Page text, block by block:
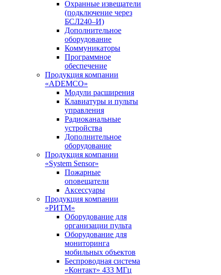
Охранные извещатели
(подключение через
БСЛ240–И)
Дополнительное
оборудование
Коммуникаторы
Программное
обеспечение
Продукция компании
«ADEMCO»
Модули расширения
Клавиатуры и пульты
управления
Радиоканальные
устройства
Дополнительное
оборудование
Продукция компании
«System Sensor»
Пожарные
оповещатели
Аксессуары
Продукция компании
«РИТМ»
Оборудование для
организации пульта
Оборудование для
мониторинга
мобильных объектов
Беспроводная система
«Контакт» 433 МГц